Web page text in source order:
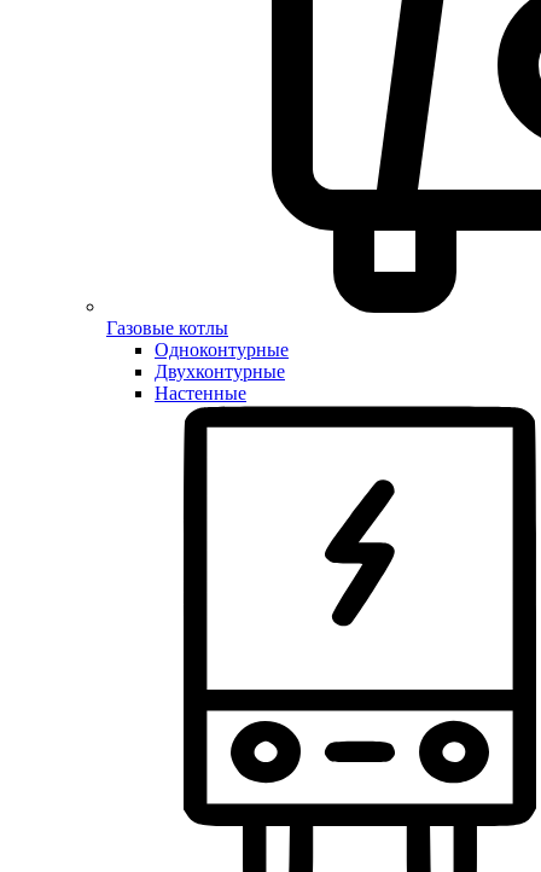
Газовые котлы
Одноконтурные
Двухконтурные
Настенные